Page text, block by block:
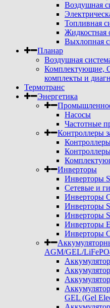
Воздушная
Топливная
Жидкостная
Выхлопная
Планар
Воздушная
Комплектующие,
комплекты и
Термотранс
Энергетика
Насосы
Частотные
Контроллеры
Инверторы
Инверторы
Сетевые и
Инверторы
Инверторы
Инверторы
Инверторы
Инверторы
AGM/GEL/
GEL (Gel